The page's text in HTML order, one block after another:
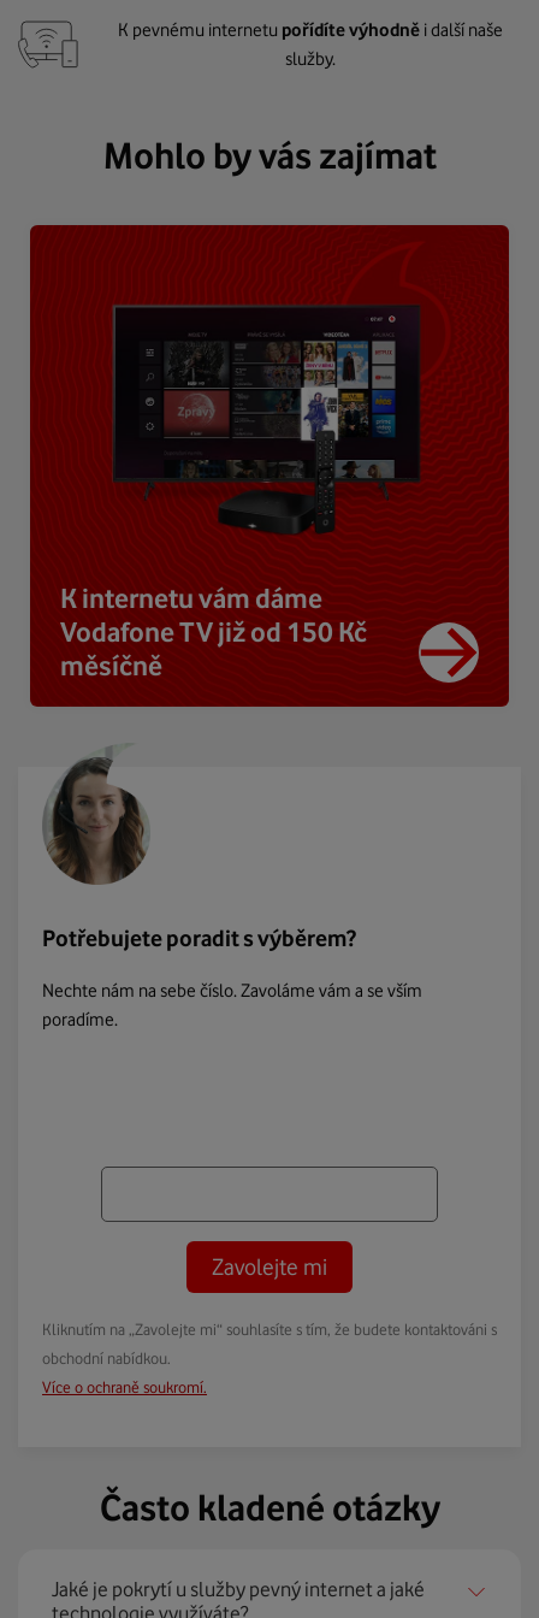
K pevnému internetu pořídíte výhodně i další naše
služby.
Mohlo by vás zajímat
K internetu vám dáme
Vodafone TV již od 150 Kč
měsíčně
Potřebujete poradit s výběrem?
Nechte nám na sebe číslo. Zavoláme vám a se vším
poradíme.
Zavolejte mi
Kliknutím na „Zavolejte mi“ souhlasíte s tím, že budete kontaktováni s
obchodní nabídkou.
Více o ochraně soukromí.
Často kladené otázky
Jaké je pokrytí u služby pevný internet a jaké
technologie využíváte?